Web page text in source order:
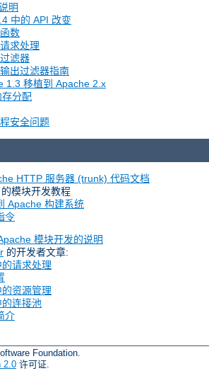
明
中的 API 改变
数
求处理
滤器
出过滤器指南
1.3 移植到 Apache 2.x
分配
安全问题
HTTP 服务器 (trunk) 代码文档
模块开发教程
Apache 构建系统
令
模块开发的说明
的开发者文章:
请求处理
资源管理
连接池
介
Foundation.
2.0 许可证.